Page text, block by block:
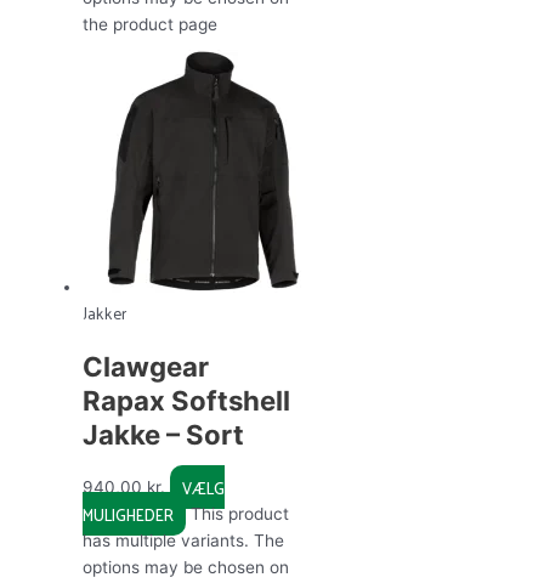
the product page
Jakker
Clawgear
Rapax Softshell
Jakke – Sort
940,00 kr.
VÆLG
MULIGHEDER
This product
has multiple variants. The
options may be chosen on